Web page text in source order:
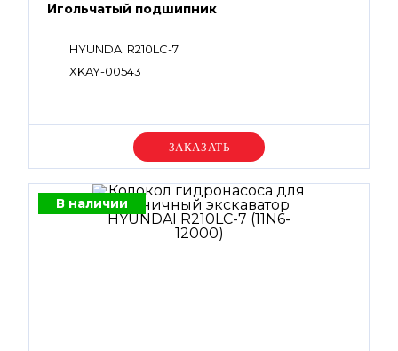
Игольчатый подшипник
HYUNDAI R210LC-7
XKAY-00543
Уточняйте цену
В наличии